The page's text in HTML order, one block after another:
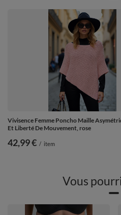
Vivisence Femme Poncho Maille
Et Liberté De Mouvement, rose
42,99 € / item
Vous